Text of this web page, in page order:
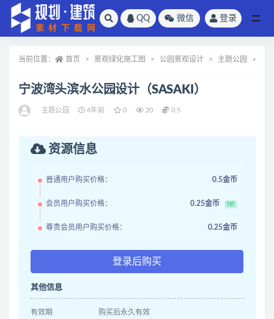
QQ 微信 登录
当前位置： 首页 景观绿化施工图 公园景观设计 主题公园
宁波湾头滨水公园设计（SASAKI）
主题公园 4年前 0 20 0.5
资源信息
普通用户购买价格： 0.5金币
会员用户购买价格： 0.25金币 5折
尊贵会员用户购买价格： 0.25金币
登录后购买
其他信息
有效期 购买后永久有效
全部